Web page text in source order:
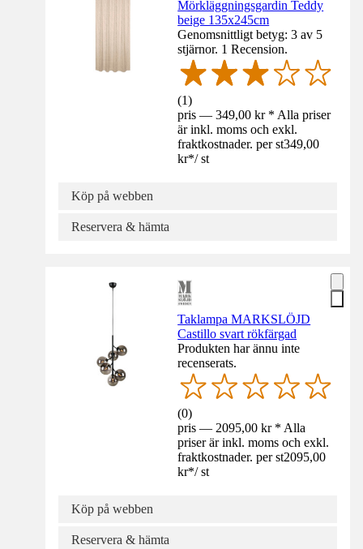
Mörkläggningsgardin Teddy
beige 135x245cm
Genomsnittligt betyg: 3 av 5
stjärnor. 1 Recension.
(1)
pris — 349,00 kr * Alla priser
är inkl. moms och exkl.
fraktkostnader. per st349,00
kr*/ st
Köp på webben
Reservera & hämta
Taklampa MARKSLÖJD
Castillo svart rökfärgad
Produkten har ännu inte
recenserats.
(0)
pris — 2095,00 kr * Alla
priser är inkl. moms och exkl.
fraktkostnader. per st2095,00
kr*/ st
Köp på webben
Reservera & hämta